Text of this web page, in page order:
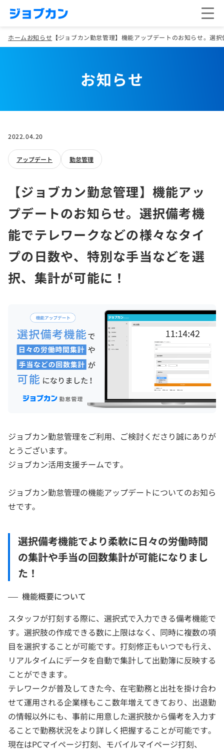
ホームお知らせ 【ジョブカン勤怠管理】機能アップデートのお知らせ。選
お知らせ
2022.04.20
アップデート 勤怠管理
【ジョブカン勤怠管理】機能アッ
プデートのお知らせ。選択備考機
能でテレワークなどの様々なタイ
プの日数や、特別な手当などを選
択、集計が可能に！
ジョブカン勤怠管理をご利用、ご検討くださり誠にありが
とうございます。
ジョブカン活用支援チームです。
ジョブカン勤怠管理の機能アップデートについてのお知ら
せです。
選択備考機能でより柔軟に日々の労働時間
の集計や手当の回数集計が可能になりまし
た！
機能概要について
スタッフが打刻する際に、選択式で入力できる備考機能で
す。選択肢の作成できる数に上限はなく、同時に複数の項
目を選択することが可能です。打刻修正もいつでも行え、
リアルタイムにデータを自動で集計して出勤簿に反映する
ことができます。
テレワークが普及してきた今、在宅勤務と出社を掛け合わ
せて運用される企業様もここ数年増えてきており、出退勤
の情報以外にも、事前に用意した選択肢から備考を入力す
ることで勤務状況をより詳しく把握することが可能です。
現在はPCマイページ打刻、モバイルマイページ打刻、